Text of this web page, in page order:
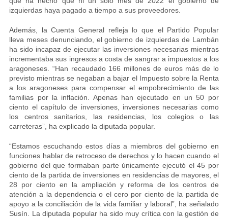
izquierdas haya pagado a tiempo a sus proveedores.
Además, la Cuenta General refleja lo que el Partido Popular
lleva meses denunciando, el gobierno de izquierdas de Lambán
ha sido incapaz de ejecutar las inversiones necesarias mientras
incrementaba sus ingresos a costa de sangrar a impuestos a los
aragoneses. “Han recaudado 166 millones de euros más de lo
previsto mientras se negaban a bajar el Impuesto sobre la Renta
a los aragoneses para compensar el empobrecimiento de las
familias por la inflación. Apenas han ejecutado en un 50 por
ciento el capítulo de inversiones, inversiones necesarias como
los centros sanitarios, las residencias, los colegios o las
carreteras”, ha explicado la diputada popular.
“Estamos escuchando estos días a miembros del gobierno en
funciones hablar de retroceso de derechos y lo hacen cuando el
gobierno del que formaban parte únicamente ejecutó el 45 por
ciento de la partida de inversiones en residencias de mayores, el
28 por ciento en la ampliación y reforma de los centros de
atención a la dependencia o el cero por ciento de la partida de
apoyo a la conciliación de la vida familiar y laboral”, ha señalado
Susín. La diputada popular ha sido muy crítica con la gestión de